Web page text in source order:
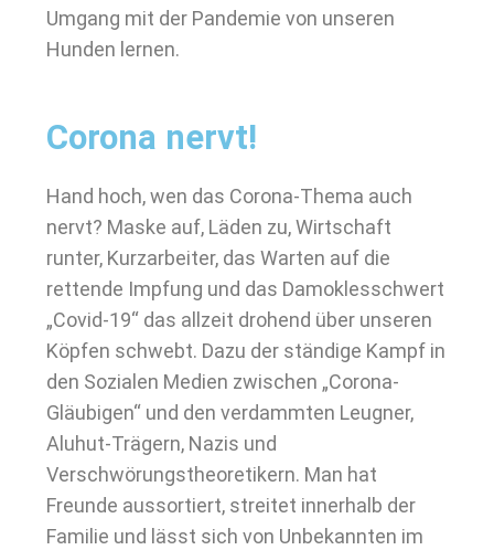
Umgang mit der Pandemie von unseren
Hunden lernen.
Corona nervt!
Hand hoch, wen das Corona-Thema auch
nervt? Maske auf, Läden zu, Wirtschaft
runter, Kurzarbeiter, das Warten auf die
rettende Impfung und das Damoklesschwert
„Covid-19“ das allzeit drohend über unseren
Köpfen schwebt. Dazu der ständige Kampf in
den Sozialen Medien zwischen „Corona-
Gläubigen“ und den verdammten Leugner,
Aluhut-Trägern, Nazis und
Verschwörungstheoretikern. Man hat
Freunde aussortiert, streitet innerhalb der
Familie und lässt sich von Unbekannten im